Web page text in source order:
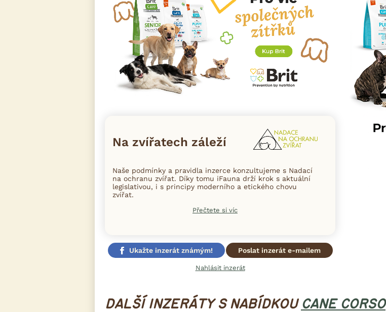
Na zvířatech záleží
Naše podmínky a pravidla inzerce konzultujeme s Nadací
na ochranu zvířat. Díky tomu iFauna drží krok s aktuální
legislativou, i s principy moderního a etického chovu
zvířat.
Přečtete si víc
Ukažte inzerát známým! Poslat inzerát e-mailem
Nahlásit inzerát
DALŠÍ INZERÁTY S NABÍDKOU CANE CORSO